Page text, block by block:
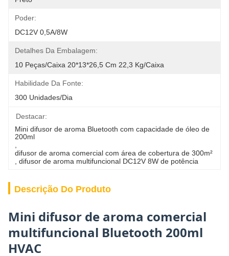
Poder:
DC12V 0,5A/8W
Detalhes Da Embalagem:
10 Peças/caixa 20*13*26,5 Cm 22,3 Kg/caixa
Habilidade Da Fonte:
300 Unidades/dia
Destacar:
Mini difusor de aroma Bluetooth com capacidade de óleo de
200ml
difusor de aroma comercial com área de cobertura de 300m²
difusor de aroma multifuncional DC12V 8W de potência
Descrição Do Produto
Mini difusor de aroma comercial
multifuncional Bluetooth 200ml
HVAC